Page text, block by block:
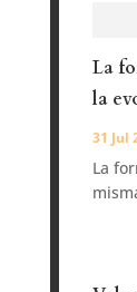
La
la
31 Jul
La